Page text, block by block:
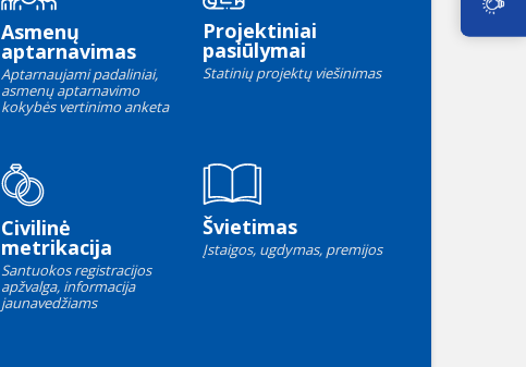
Asmenų
aptarnavimas
Aptarnaujami padaliniai,
asmenų aptarnavimo
kokybės vertinimo anketa
Projektiniai
pasiūlymai
Statinių projektų viešinimas
Civilinė
metrikacija
Santuokos registracijos
apžvalga, informacija
jaunavedžiams
Švietimas
Įstaigos, ugdymas, premijos